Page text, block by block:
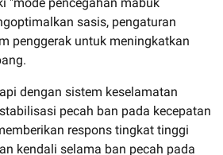
sasis, pengaturan
penggerak untuk meningkatkan
dengan sistem keselamatan
pecah ban pada kecepatan
respons tingkat tinggi
kendali selama ban pecah pada